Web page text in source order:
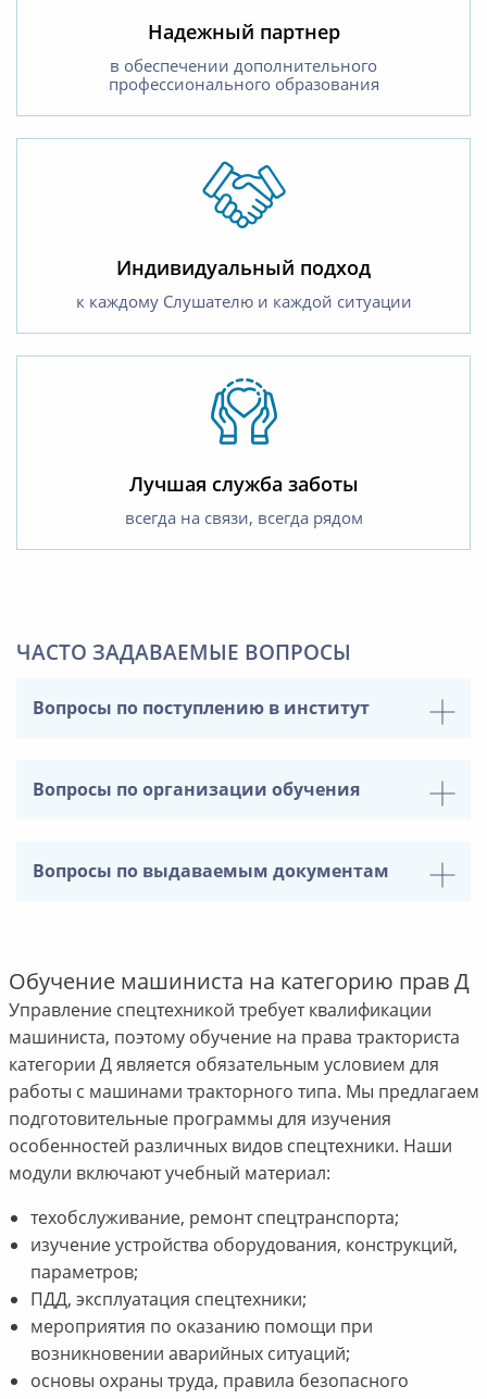
Надежный партнер
в обеспечении дополнительного
профессионального образования
Индивидуальный подход
к каждому Слушателю и каждой ситуации
Лучшая служба заботы
всегда на связи, всегда рядом
ЧАСТО ЗАДАВАЕМЫЕ ВОПРОСЫ
Вопросы по поступлению в институт
Вопросы по организации обучения
Вопросы по выдаваемым документам
Обучение машиниста на категорию прав Д
Управление спецтехникой требует квалификации
машиниста, поэтому обучение на права тракториста
категории Д является обязательным условием для
работы с машинами тракторного типа. Мы предлагаем
подготовительные программы для изучения
особенностей различных видов спецтехники. Наши
модули включают учебный материал:
техобслуживание, ремонт спецтранспорта;
изучение устройства оборудования, конструкций,
параметров;
ПДД, эксплуатация спецтехники;
мероприятия по оказанию помощи при
возникновении аварийных ситуаций;
основы охраны труда, правила безопасного